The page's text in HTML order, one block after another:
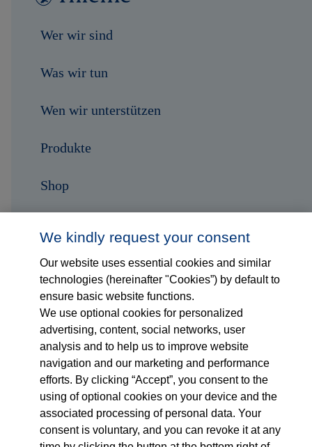
Wer wir sind
Was wir tun
Wen wir unterstützen
Produkte
Shop
Kontakt
Folge uns auf...
Impressum
We kindly request your consent
Our website uses essential cookies and similar
technologies (hereinafter "Cookies”) by default to
ensure basic website functions.
We use optional cookies for personalized
advertising, content, social networks, user
analysis and to help us to improve website
navigation and our marketing and performance
efforts. By clicking “Accept”, you consent to the
using of optional cookies on your device and the
associated processing of personal data. Your
consent is voluntary, and you can revoke it at any